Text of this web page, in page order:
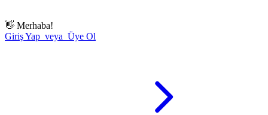
👋 Merhaba!
Giriş Yap veya Üye Ol